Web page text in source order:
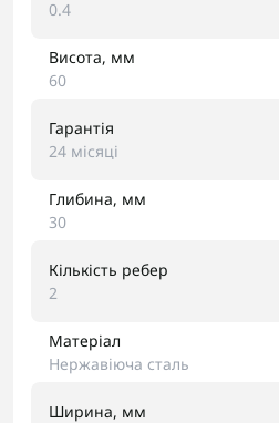
0.4
Висота, мм
60
Гарантія
24 місяці
Глибина, мм
30
Кількість ребер
2
Матеріал
Нержавіюча сталь
Ширина, мм